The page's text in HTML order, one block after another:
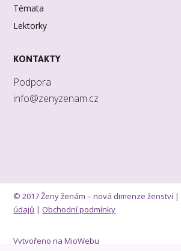
Témata
Lektorky
KONTAKTY
Podpora
info@zenyzenam.cz
© 2017 Ženy ženám – nová dimenze ženství |
údajů | Obchodní podmínky
Vytvořeno naMioWebu